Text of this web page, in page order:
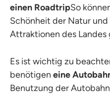
einen RoadtripSo
Schönheit der Natur
Attraktionen des Landes
Es ist wichtig zu
benötigen eine
Benutzung der